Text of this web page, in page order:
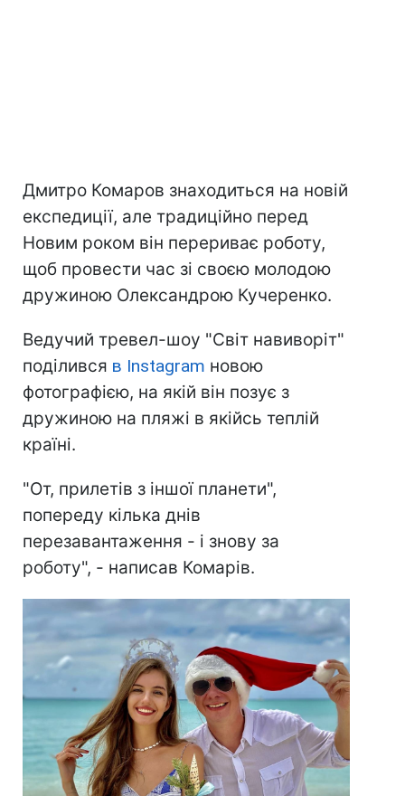
Дмитро Комаров знаходиться на новій
експедиції, але традиційно перед
Новим роком він перериває роботу,
щоб провести час зі своєю молодою
дружиною Олександрою Кучеренко.
Ведучий тревел-шоу "Світ навиворіт"
поділився в Instagram новою
фотографією, на якій він позує з
дружиною на пляжі в якійсь теплій
країні.
"От, прилетів з іншої планети",
попереду кілька днів
перезавантаження - і знову за
роботу", - написав Комарів.